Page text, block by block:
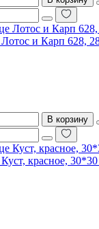
и Карп 628,
В корзину
красное,